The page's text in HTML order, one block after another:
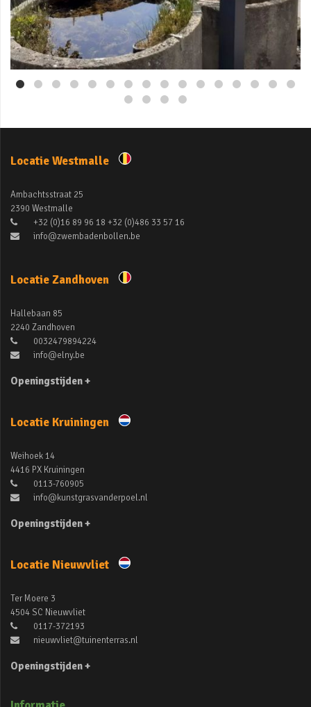
Mei 3
Locatie Westmalle
Ambachtsstraat 25
2390 Westmalle
+32 (0)16 89 96 18 +32 (0)486 33 57 16
info@zwembadenbollen.be
Locatie Zandhoven
Hallebaan 85
2240 Zandhoven
0032479894224
info@elny.be
Openingstijden +
Locatie Kruiningen
Weihoek 14
4416 PX Kruiningen
0113-760905
info@kunstgrasvanderpoel.nl
Openingstijden +
Locatie Nieuwvliet
Ter Moere 3
4504 SC Nieuwvliet
0117-372193
nieuwvliet@tuinenterras.nl
Openingstijden +